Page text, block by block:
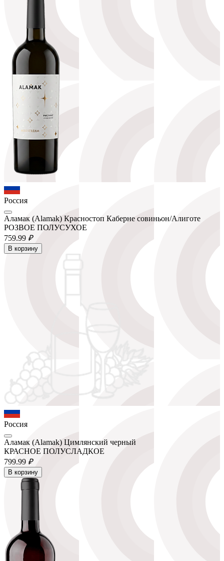
Россия
Аламак (Alamak) Красностоп Каберне совиньон/Алиготе
РОЗВОЕ ПОЛУСУХОЕ
759.99 ₽
В корзину
Россия
Аламак (Alamak) Цимлянский черный
КРАСНОЕ ПОЛУСЛАДКОЕ
799.99 ₽
В корзину